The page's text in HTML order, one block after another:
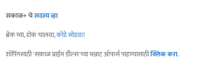
सकाळ+ चेसदस्य व्हा
ब्रेक घ्या, डोकं चालवा,कोडे सोडवा!
शॉपिंगसाठी 'सकाळ प्राईम डील्स'च्या भन्नाट ऑफर्स पाहण्यासाठीक्लिक करा.